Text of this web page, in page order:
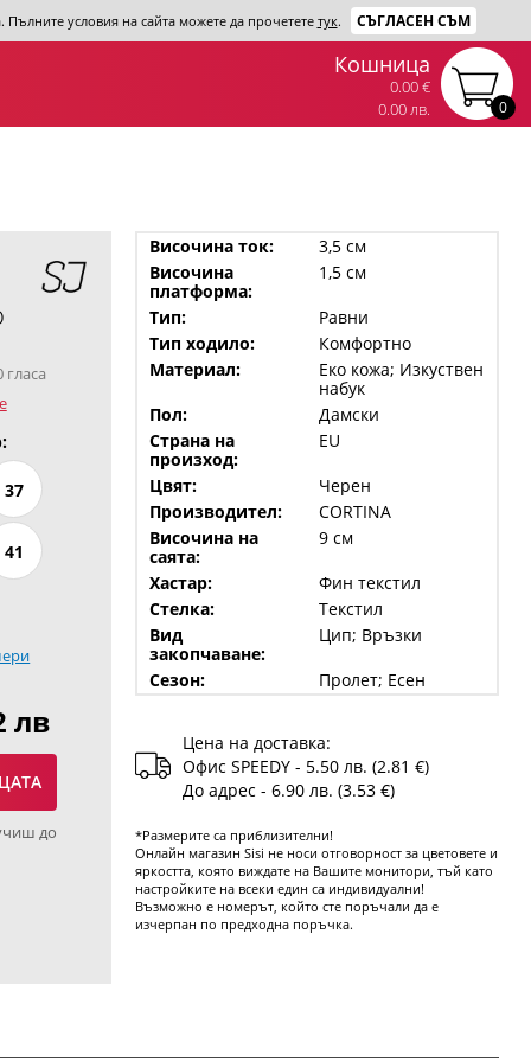
Пълните условия на сайта можете да прочетете тук. СЪГЛАСЕН СЪМ
0
Кошница
0.00 €
0.00 лв.
гласа
37
41
лв
до
Височина ток:
3,5 см
Височина
платформа:
1,5 см
Тип:
Равни
Тип ходило:
Комфортно
Материал:
Еко кожа; Изкуствен
набук
Пол:
Дамски
Страна на
произход:
EU
Цвят:
Черен
Производител:
CORTINA
Височина на
саята:
9 см
Хастар:
Фин текстил
Стелка:
Текстил
Вид
закопчаване:
Цип; Връзки
Сезон:
Пролет; Есен
Цена на доставка:
Офис SPEEDY - 5.50 лв. (2.81 €)
До адрес - 6.90 лв. (3.53 €)
*Размерите са приблизителни!
Онлайн магазин Sisi не носи отговорност за цветовете и
яркостта, която виждате на Вашите монитори, тъй като
настройките на всеки един са индивидуални!
Възможно е номерът, който сте поръчали да е
изчерпан по предходна поръчка.